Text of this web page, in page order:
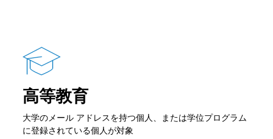
高等教育
大学のメール アドレスを持つ個人、または学位プログラム
に登録されている個人が対象